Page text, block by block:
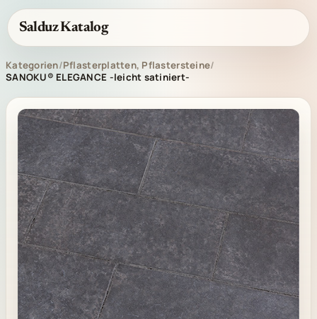
Salduz Katalog
Kategorien/Pflasterplatten, Pflastersteine/
SANOKU® ELEGANCE -leicht satiniert-